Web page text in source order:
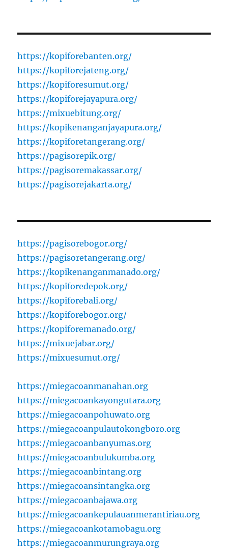
https://kopiforebanten.org/
https://kopiforejateng.org/
https://kopiforesumut.org/
https://kopiforejayapura.org/
https://mixuebitung.org/
https://kopikenanganjayapura.org/
https://kopiforetangerang.org/
https://pagisorepik.org/
https://pagisoremakassar.org/
https://pagisorejakarta.org/
https://pagisorebogor.org/
https://pagisoretangerang.org/
https://kopikenanganmanado.org/
https://kopiforedepok.org/
https://kopiforebali.org/
https://kopiforebogor.org/
https://kopiforemanado.org/
https://mixuejabar.org/
https://mixuesumut.org/
https://miegacoanmanahan.org
https://miegacoankayongutara.org
https://miegacoanpohuwato.org
https://miegacoanpulautokongboro.org
https://miegacoanbanyumas.org
https://miegacoanbulukumba.org
https://miegacoanbintang.org
https://miegacoansintangka.org
https://miegacoanbajawa.org
https://miegacoankepulauanmerantiriau.org
https://miegacoankotamobagu.org
https://miegacoanmurungraya.org